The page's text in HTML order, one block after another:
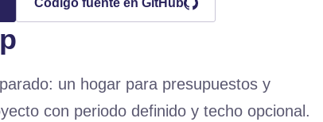
Código fuente en GitHub
un hogar para presupuestos y
con periodo definido y techo opcional.